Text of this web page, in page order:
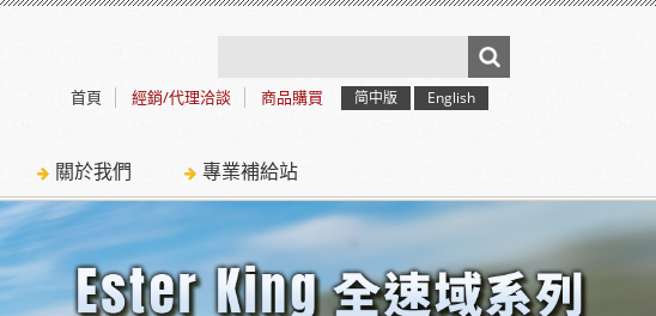
首頁 經銷/代理洽談 商品購買 简中版 English
關於我們 專業補給站